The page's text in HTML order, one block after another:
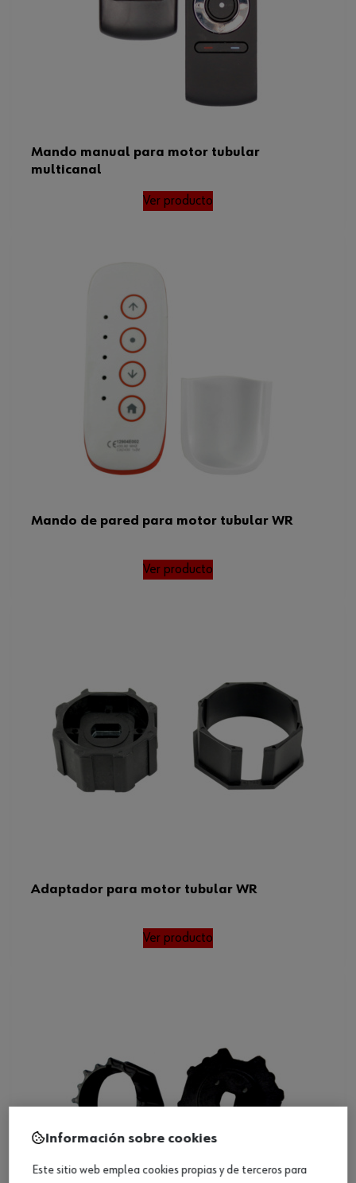
Mando manual para motor tubular
multicanal
Ver producto
Mando de pared para motor tubular WR
Ver producto
Adaptador para motor tubular WR
Ver producto
Información sobre cookies
Este sitio web emplea cookies propias y de terceros para